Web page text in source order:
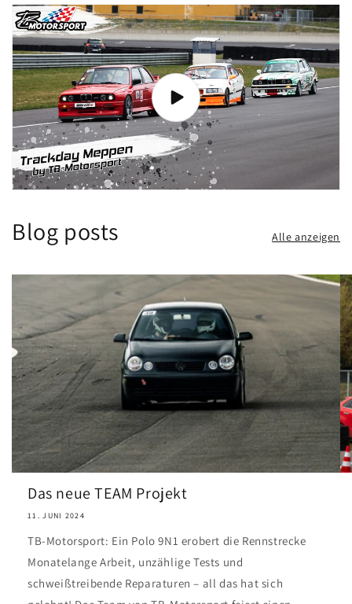
Blog posts Alle anzeigen
Das neue TEAM Projekt
11. JUNI 2024
TB-Motorsport: Ein Polo 9N1 erobert die Rennstrecke
Monatelange Arbeit, unzählige Tests und
schweißtreibende Reparaturen – all das hat sich